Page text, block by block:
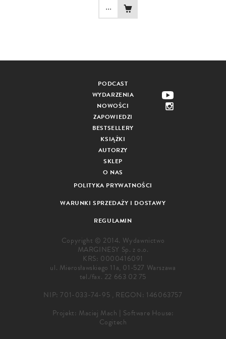
...
PODCAST
WYDARZENIA
NOWOŚCI
ZAPOWIEDZI
BESTSELLERY
KSIĄŻKI
AUTORZY
SKLEP
O NAS
POLITYKA PRYWATNOŚCI
WARUNKI SPRZEDAŻY I DOSTAWY
REGULAMIN
Copyright © 2014. Wydawnictwo
MARGINESY Sp. z o.o.
KRS: 0000416091
ul. Mierosławskiego 11a, 01-527 Warszawa
tel./fax. 22 663 02 75
NIP: 701-033-74-95 , REGON: 146063757
Projekt: Maciej Mach | Software House:
Cogitech